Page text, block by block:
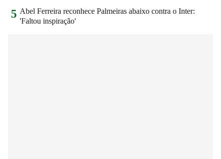
5 Abel Ferreira reconhece Palmeiras abaixo contra o Inter:
'Faltou inspiração'